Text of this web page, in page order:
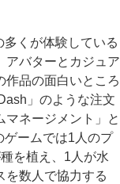
くが体験している
アバターとカジュア
作品の面白いところ
」のような注文
マネージメント」と
ゲームでは1人のプ
を植え、1人が水
数人で協力する